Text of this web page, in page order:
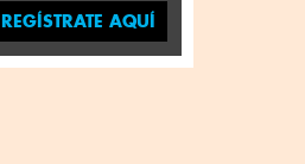
REGÍSTRATE AQUÍ